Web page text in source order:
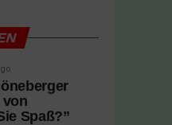
von
Spaß?”